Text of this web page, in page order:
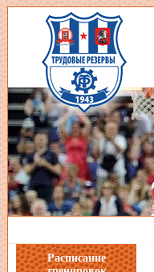
Расписание